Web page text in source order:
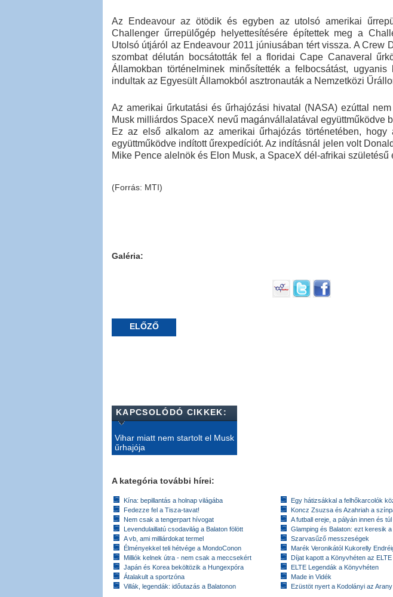
Az Endeavour az ötödik és egyben az utolsó amerikai
Challenger űrrepülőgép helyettesítésére építettek meg a
Utolsó útjáról az Endeavour 2011 júniusában tért vissza. A Crew
szombat délután bocsátották fel a floridai Cape Canaveral
Államokban történelminek minősítették a felbocsátást,
indultak az Egyesült Államokból asztronauták a Nemzetközi
Az amerikai űrkutatási és űrhajózási hivatal (NASA) ezúttal
Musk milliárdos SpaceX nevű magánvállalatával együttműködve
Ez az első alkalom az amerikai űrhajózás történetében, hogy
együttműködve indított űrexpedíciót. Az indításnál jelen volt
Mike Pence alelnök és Elon Musk, a SpaceX dél-afrikai születésű
(Forrás: MTI)
Galéria:
ELŐZŐ
KAPCSOLÓDÓ CIKKEK:
Vihar miatt nem startolt el Musk
űrhajója
A kategória további hírei:
Kína: bepillantás a holnap világába
Fedezze fel a Tisza-tavat!
Nem csak a tengerpart hívogat
Levendulaillatú csodavilág a Balaton fölött
A vb, ami milliárdokat termel
Élményekkel teli hétvége a MondoConon
Milliók kelnek útra - nem csak a meccsekért
Japán és Korea beköltözik a Hungexpóra
Átalakult a sportzóna
Villák, legendák: időutazás a Balatonon
Egy hátizsákkal a felhőkarcolók
Koncz Zsuzsa és Azahriah a
A futball ereje, a pályán innen és túl
Glamping és Balaton: ezt keresik
Szarvasűző messzeségek
Marék Veronikától Kukorelly
Díjat kapott a Könyvhéten az
ELTE Legendák a Könyvhéten
Made in Vidék
Ezüstöt nyert a Kodolányi az